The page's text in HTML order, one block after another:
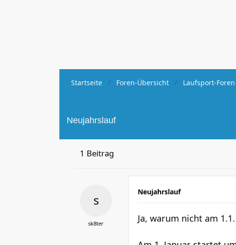
Startseite Foren-Übersicht Laufsport-Foren
Neujahrslauf
1 Beitrag
sk8ter
Neujahrslauf
Ja, warum nicht am